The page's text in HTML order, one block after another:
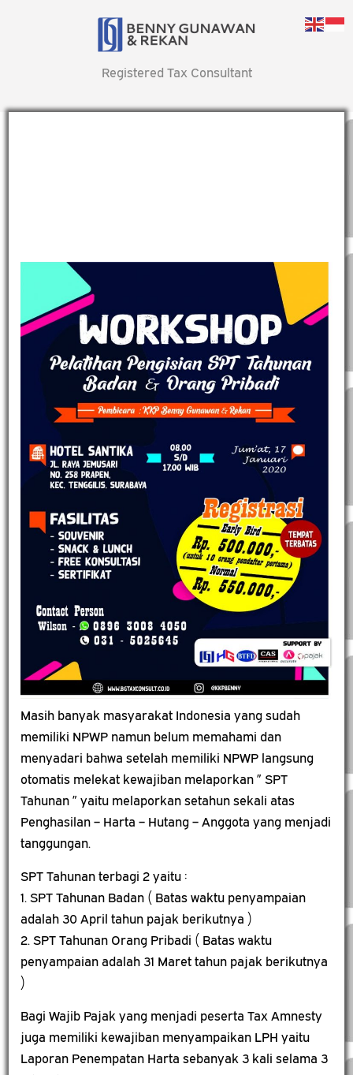
Registered Tax Consultant
Masih banyak masyarakat Indonesia yang sudah
memiliki NPWP namun belum memahami dan
menyadari bahwa setelah memiliki NPWP langsung
otomatis melekat kewajiban melaporkan ” SPT
Tahunan ” yaitu melaporkan setahun sekali atas
Penghasilan – Harta – Hutang – Anggota yang menjadi
tanggungan.
SPT Tahunan terbagi 2 yaitu :
1. SPT Tahunan Badan ( Batas waktu penyampaian
adalah 30 April tahun pajak berikutnya )
2. SPT Tahunan Orang Pribadi ( Batas waktu
penyampaian adalah 31 Maret tahun pajak berikutnya
)
Bagi Wajib Pajak yang menjadi peserta Tax Amnesty
juga memiliki kewajiban menyampaikan LPH yaitu
Laporan Penempatan Harta sebanyak 3 kali selama 3